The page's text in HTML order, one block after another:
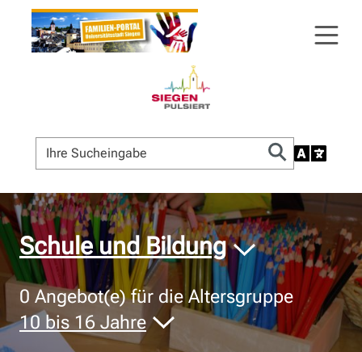
© Bildnachweis
Schule und Bildung
0 Angebot(e) für die Altersgruppe
10 bis 16 Jahre